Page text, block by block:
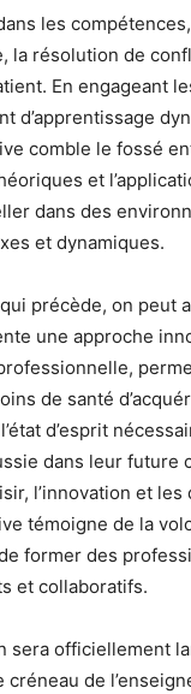
les
la résolution de
En engageant
d’apprentissage
comble le fossé
et
dans des
et dynamiques.
précède, on peut
une approche
de santé
d’esprit
dans leur future
l’innovation et les
témoigne de la
former des
et collaboratifs.
sera officiellement
créneau de